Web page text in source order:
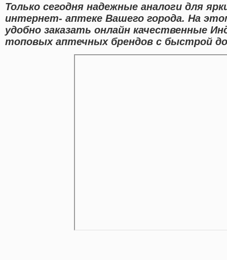
Только сегодня надежные аналоги для
интернет- аптеке Вашего города. На
удобно заказать онлайн качественные
топовых аптечных брендов с быстрой